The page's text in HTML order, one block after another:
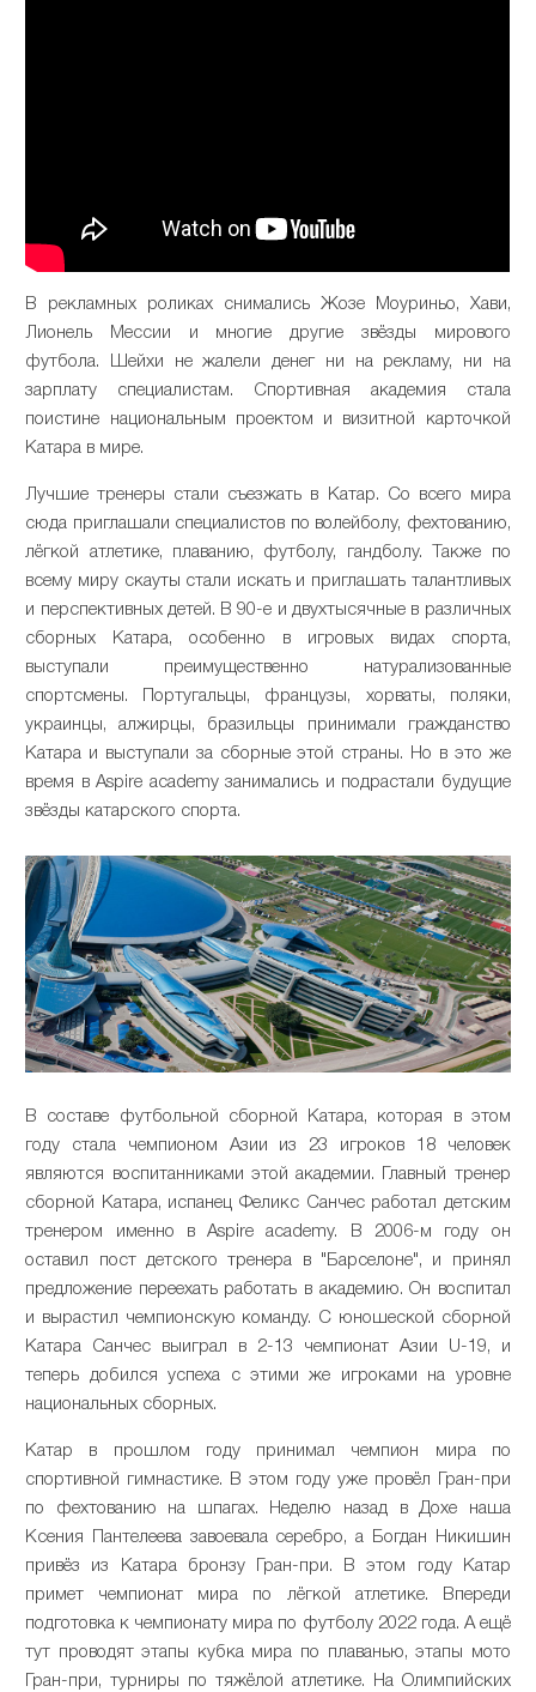
В рекламных роликах снимались Жозе Моуриньо, Хави,
Лионель Мессии и многие другие звёзды мирового
футбола. Шейхи не жалели денег ни на рекламу, ни на
зарплату специалистам. Спортивная академия стала
поистине национальным проектом и визитной карточкой
Катара в мире.
Лучшие тренеры стали съезжать в Катар. Со всего мира
сюда приглашали специалистов по волейболу, фехтованию,
лёгкой атлетике, плаванию, футболу, гандболу. Также по
всему миру скауты стали искать и приглашать талантливых
и перспективных детей. В 90-е и двухтысячные в различных
сборных Катара, особенно в игровых видах спорта,
выступали преимущественно натурализованные
спортсмены. Португальцы, французы, хорваты, поляки,
украинцы, алжирцы, бразильцы принимали гражданство
Катара и выступали за сборные этой страны. Но в это же
время в Aspire academy занимались и подрастали будущие
звёзды катарского спорта.
В составе футбольной сборной Катара, которая в этом
году стала чемпионом Азии из 23 игроков 18 человек
являются воспитанниками этой академии. Главный тренер
сборной Катара, испанец Феликс Санчес работал детским
тренером именно в Aspire academy. В 2006-м году он
оставил пост детского тренера в "Барселоне", и принял
предложение переехать работать в академию. Он воспитал
и вырастил чемпионскую команду. С юношеской сборной
Катара Санчес выиграл в 2-13 чемпионат Азии U-19, и
теперь добился успеха с этими же игроками на уровне
национальных сборных.
Катар в прошлом году принимал чемпион мира по
спортивной гимнастике. В этом году уже провёл Гран-при
по фехтованию на шпагах. Неделю назад в Дохе наша
Ксения Пантелеева завоевала серебро, а Богдан Никишин
привёз из Катара бронзу Гран-при. В этом году Катар
примет чемпионат мира по лёгкой атлетике. Впереди
подготовка к чемпионату мира по футболу 2022 года. А ещё
тут проводят этапы кубка мира по плаванью, этапы мото
Гран-при, турниры по тяжёлой атлетике. На Олимпийских